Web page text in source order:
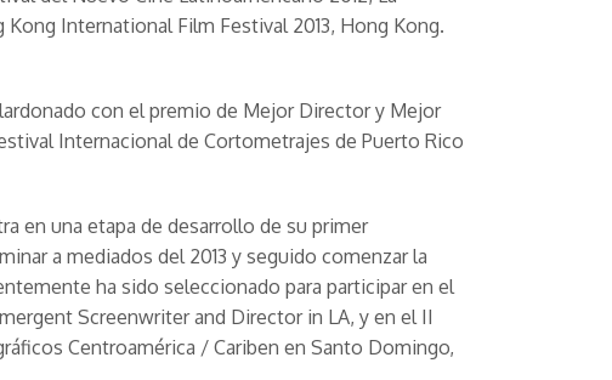
Kong International Film Festival 2013, Hong Kong.
con el premio de Mejor Director y Mejor
Internacional de Cortometrajes de Puerto Rico
en una etapa de desarrollo de su primer
a mediados del 2013 y seguido comenzar la
ha sido seleccionado para participar en el
Screenwriter and Director in LA, y en el II
Centroamérica / Cariben en Santo Domingo,